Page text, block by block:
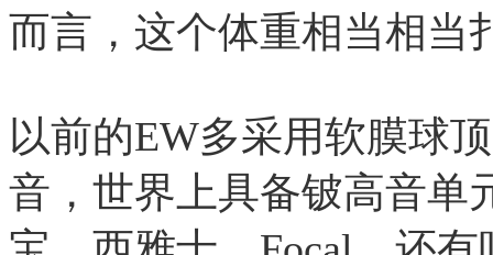
而言，这个体重相当相当
以前的EW多采用软膜球
音，世界上具备铍高音单